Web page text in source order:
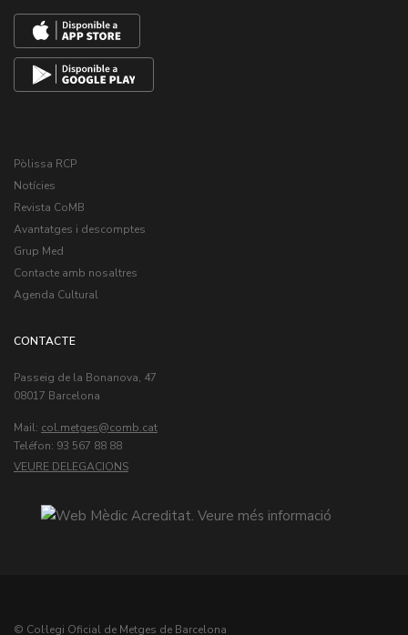
Pòlissa RCP
Notícies
Revista CoMB
Avantatges i descomptes
Grup Med
Contacte amb nosaltres
Agenda Cultural
CONTACTE
Passeig de la Bonanova, 47
08017 Barcelona
Mail: col.metges
Teléfon: 93 567 88 88
VEURE DELEGACIONS
© Col·legi Oficial de Metges de Barcelona